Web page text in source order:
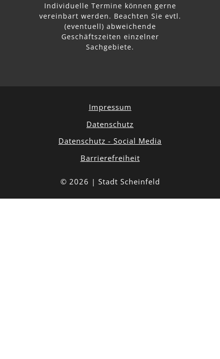
Individuelle Termine können gerne
vereinbart werden. Beachten Sie evtl.
abweichende
Geschäftszeiten einzelner
Sachgebiete.
Impressum
Datenschutz
Datenschutz - Social Media
Barrierefreiheit
© 2026 | Stadt Scheinfeld